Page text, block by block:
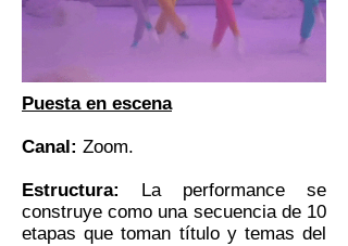
Puesta en escena
Canal: Zoom.
Estructura:
La performance se
construye como una secuencia de 10
etapas que toman título y temas del